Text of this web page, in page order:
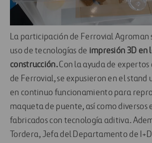
La participación de Ferrovial Agroman
uso de tecnologías de impresión 3D en
construcción.Con la ayuda de expertos
de Ferrovial, se expusieron en el stand
en continuo funcionamiento para
maqueta de puente, así como diversos
fabricados con tecnología aditiva.
Tordera, Jefa del Departamento de